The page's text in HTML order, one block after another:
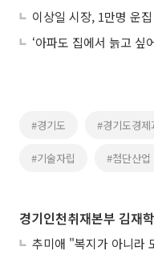
‘아파도 집에서 늙고
#경기도 #경기도경제
#기술자립 #첨단산업
경기인천취재본부 김재